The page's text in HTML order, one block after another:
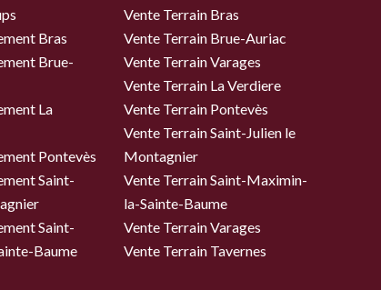
Bras
Brue-
La
Pontevès
Saint-
Saint-
Baume
Vente Terrain Bras
Vente Terrain Brue-Auriac
Vente Terrain Varages
Vente Terrain La Verdiere
Vente Terrain Pontevès
Vente Terrain Saint-Julien le
Montagnier
Vente Terrain Saint-Maximin-
la-Sainte-Baume
Vente Terrain Varages
Vente Terrain Tavernes